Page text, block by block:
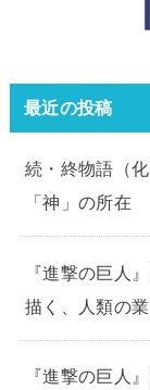
最近の投稿
続・終物語（
「神」の所在
『進撃の巨人
描く、人類の
『進撃の巨人